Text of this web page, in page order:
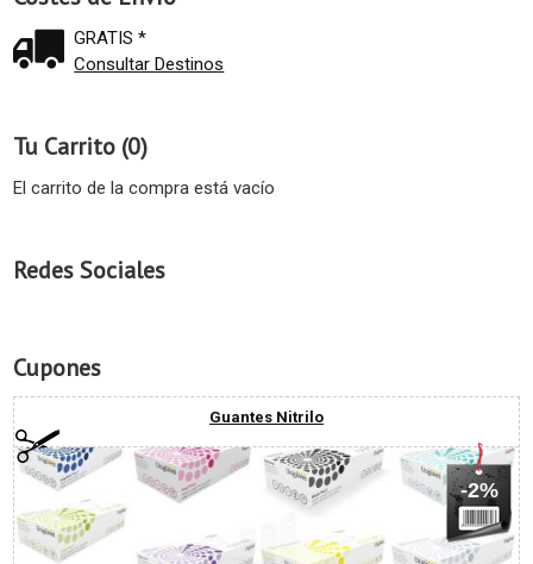
GRATIS *
Consultar Destinos
Tu Carrito (0)
El carrito de la compra está vacío
Redes Sociales
Cupones
Guantes Nitrilo
-2%